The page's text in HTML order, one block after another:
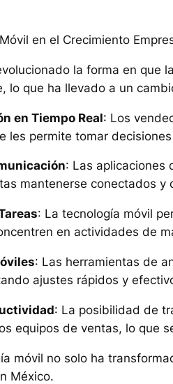
en el Crecimiento
la forma en que
lo que ha llevado a un
en Tiempo Real: Los
les permite tomar
: Las aplicaciones
mantenerse conectados y
: La tecnología móvil
en actividades de
: Las herramientas de
ajustes rápidos y
: La posibilidad de
equipos de ventas, lo que
móvil no solo ha
México.